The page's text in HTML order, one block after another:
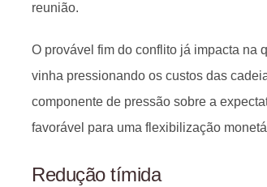
reunião.
O provável fim do conflito já impacta na
vinha pressionando os custos das
componente de pressão sobre a
favorável para uma flexibilização
Redução tímida